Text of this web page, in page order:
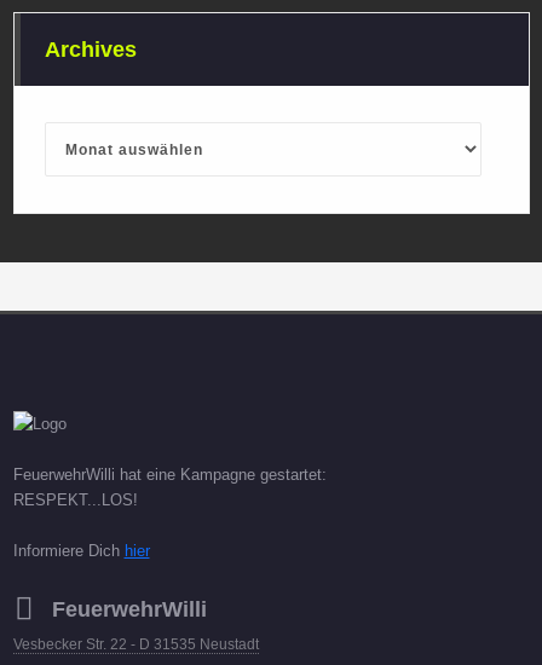
Archives
FeuerwehrWilli hat eine Kampagne gestartet:
RESPEKT...LOS!
Informiere Dich hier
FeuerwehrWilli
Vesbecker Str. 22 - D 31535 Neustadt